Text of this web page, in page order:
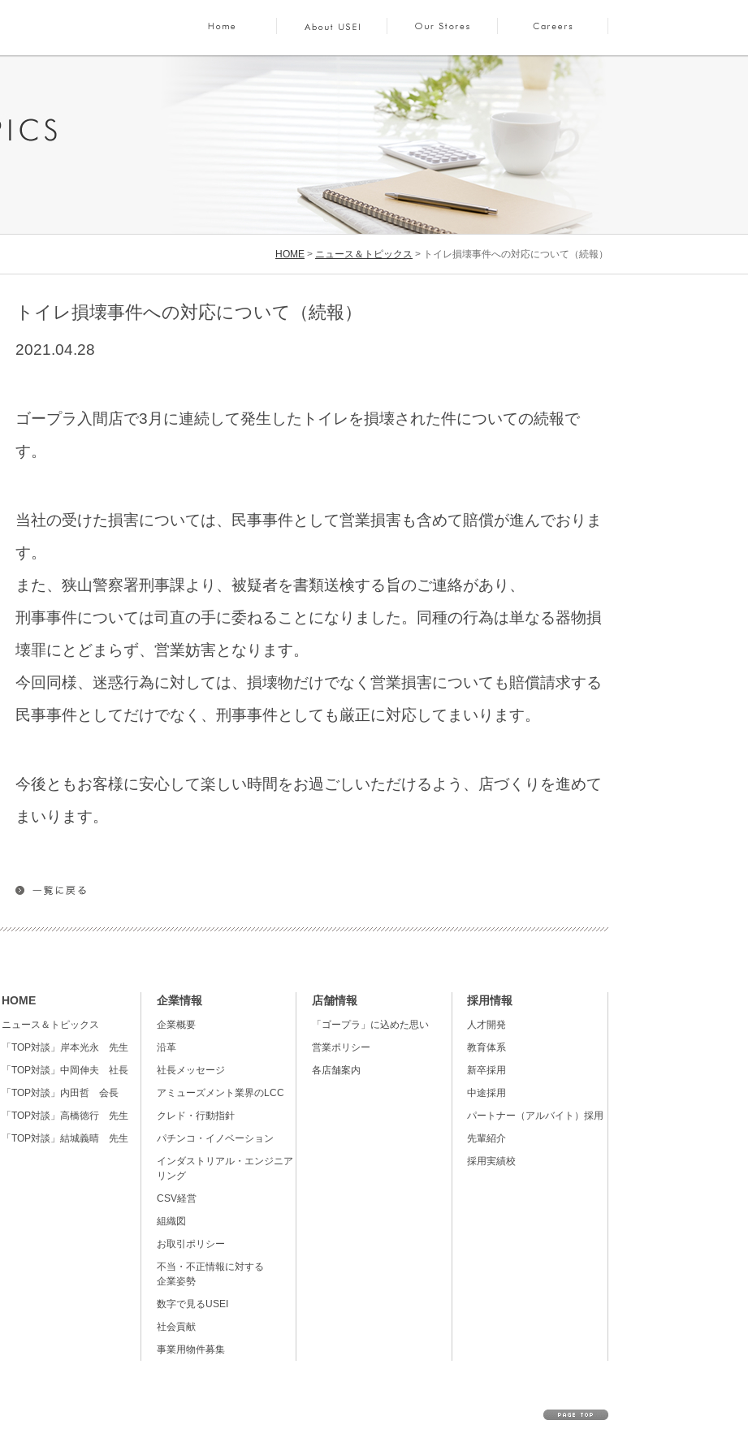
HOME > ニュース＆トピックス > トイレ損壊事件への対応について（続報）
トイレ損壊事件への対応について（続報）
2021.04.28
ゴープラ入間店で3月に連続して発生したトイレを損壊された件についての続報で
す。
当社の受けた損害については、民事事件として営業損害も含めて賠償が進んでおりま
す。
また、狭山警察署刑事課より、被疑者を書類送検する旨のご連絡があり、
刑事事件については司直の手に委ねることになりました。同種の行為は単なる器物損
壊罪にとどまらず、営業妨害となります。
今回同様、迷惑行為に対しては、損壊物だけでなく営業損害についても賠償請求する
民事事件としてだけでなく、刑事事件としても厳正に対応してまいります。
今後ともお客様に安心して楽しい時間をお過ごしいただけるよう、店づくりを進めて
まいります。
HOME
ニュース＆トピックス
「TOP対談」岸本光永 先生
「TOP対談」中岡伸夫 社長
「TOP対談」内田哲 会長
「TOP対談」高橋徳行 先生
「TOP対談」結城義晴 先生
企業情報
企業概要
沿革
社長メッセージ
アミューズメント業界のLCC
クレド・行動指針
パチンコ・イノベーション
インダストリアル・エンジニア
リング
CSV経営
組織図
お取引ポリシー
不当・不正情報に対する
企業姿勢
数字で見るUSEI
社会貢献
事業用物件募集
店舗情報
「ゴープラ」に込めた思い
営業ポリシー
各店舗案内
採用情報
人才開発
教育体系
新卒採用
中途採用
パートナー（アルバイト）採用
先輩紹介
採用実績校